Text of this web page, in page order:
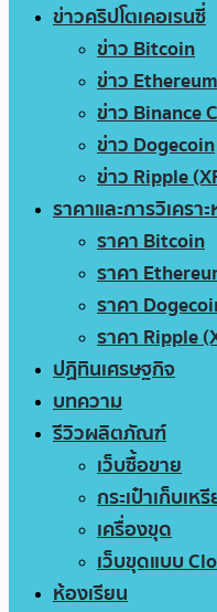
ข่าวคริปโตเคอเรนซี่
ข่าว Bitcoin
ข่าว Ethereum
ข่าว Binance
ข่าว Dogecoin
ข่าว Ripple
ราคาและการวิเครา
ราคา Bitcoin
ราคา
ราคา
ราคา Ripple
ปฏิทินเศรษฐกิจ
บทความ
รีวิวผลิตภัณฑ์
เว็บซื้อขาย
กระเป๋าเก็บเห
เครื่องขุด
เว็บขุดแบบ
ห้องเรียน